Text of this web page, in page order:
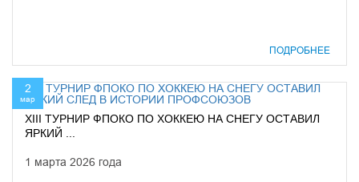
ПОДРОБНЕЕ
2
мар
ХIII ТУРНИР ФПОКО ПО ХОККЕЮ НА СНЕГУ ОСТАВИЛ
ЯРКИЙ ...
1 марта 2026 года